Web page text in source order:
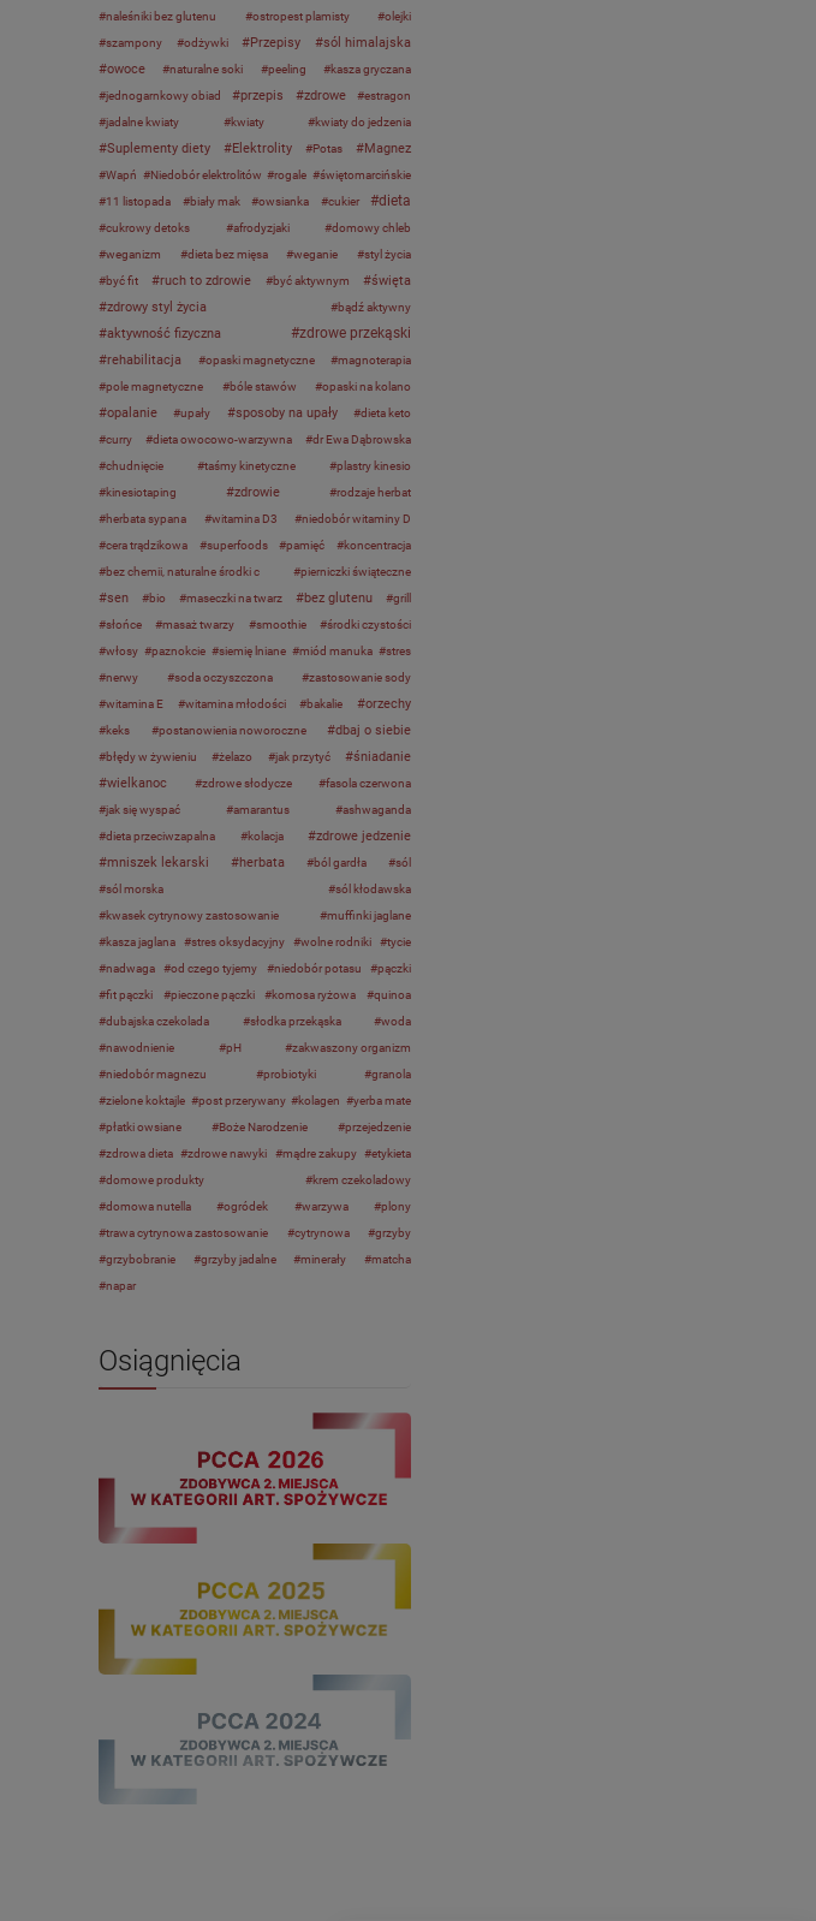
naleśniki bez glutenu ostropest plamisty
olejki
szampony
odżywki Przepisy
sól himalajska
owoce
naturalne soki peeling
kasza gryczana
jednogarnkowy obiad
przepis zdrowe
estragon
jadalne kwiaty
kwiaty kwiaty do jedzenia
Suplementy diety Elektrolity Potas Magnez
Wapń Niedobór elektrolitów rogale
świętomarcińskie
11 listopada
biały mak owsianka cukier dieta
cukrowy detoks afrodyzjaki
domowy chleb
weganizm
dieta bez mięsa weganie
styl życia
być fit
ruch to zdrowie być aktywnym
święta
zdrowy styl życia
bądź aktywny
aktywność fizyczna zdrowe przekąski
rehabilitacja opaski magnetyczne
magnoterapia
pole magnetyczne
bóle stawów opaski na kolano
opalanie upały sposoby na upały
dieta keto
curry
dieta owocowo-warzywna
dr Ewa Dąbrowska
chudnięcie
taśmy kinetyczne
plastry kinesio
kinesiotaping
zdrowie
rodzaje herbat
herbata sypana
witamina D3
niedobór witaminy D
cera trądzikowa
superfoods pamięć
koncentracja
bez chemii, naturalne środki c
pierniczki świąteczne
sen bio maseczki na twarz bez glutenu
grill
słońce
masaż twarzy smoothie
środki czystości
włosy
paznokcie siemię lniane miód manuka
stres
nerwy
soda oczyszczona
zastosowanie sody
witamina E
witamina młodości bakalie orzechy
keks postanowienia noworoczne dbaj o siebie
błędy w żywieniu żelazo jak przytyć
śniadanie
wielkanoc
zdrowe słodycze
fasola czerwona
jak się wyspać
amarantus
ashwaganda
dieta przeciwzapalna
kolacja
zdrowe jedzenie
mniszek lekarski
herbata ból gardła
sól
sól morska
sól kłodawska
kwasek cytrynowy zastosowanie
muffinki jaglane
kasza jaglana
stres oksydacyjny wolne rodniki
tycie
nadwaga
od czego tyjemy niedobór potasu
pączki
fit pączki
pieczone pączki komosa ryżowa
quinoa
dubajska czekolada
słodka przekąska
woda
nawodnienie
pH
zakwaszony organizm
niedobór magnezu
probiotyki
granola
zielone koktajle
post przerywany kolagen
yerba mate
płatki owsiane
Boże Narodzenie
przejedzenie
zdrowa dieta
zdrowe nawyki mądre zakupy
etykieta
domowe produkty
krem czekoladowy
domowa nutella
ogródek warzywa
plony
trawa cytrynowa zastosowanie
cytrynowa
grzyby
grzybobranie
grzyby jadalne minerały
matcha
napar
Osiągnięcia